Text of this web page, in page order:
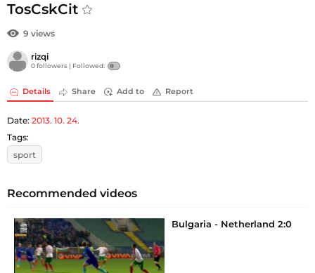
TosCskCit
9 views
rizqi
0 followers | Followed:
Details Share Add to Report
Date: 2013. 10. 24.
Tags:
sport
Recommended videos
Bulgaria - Netherland 2:0